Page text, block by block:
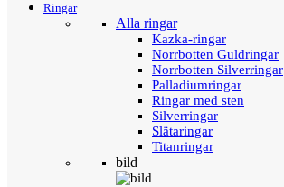
Ringar
Alla ringar
Kazka-ringar
Norrbotten Guldringar
Norrbotten Silverringar
Palladiumringar
Ringar med sten
Silverringar
Slätaringar
Titanringar
bild